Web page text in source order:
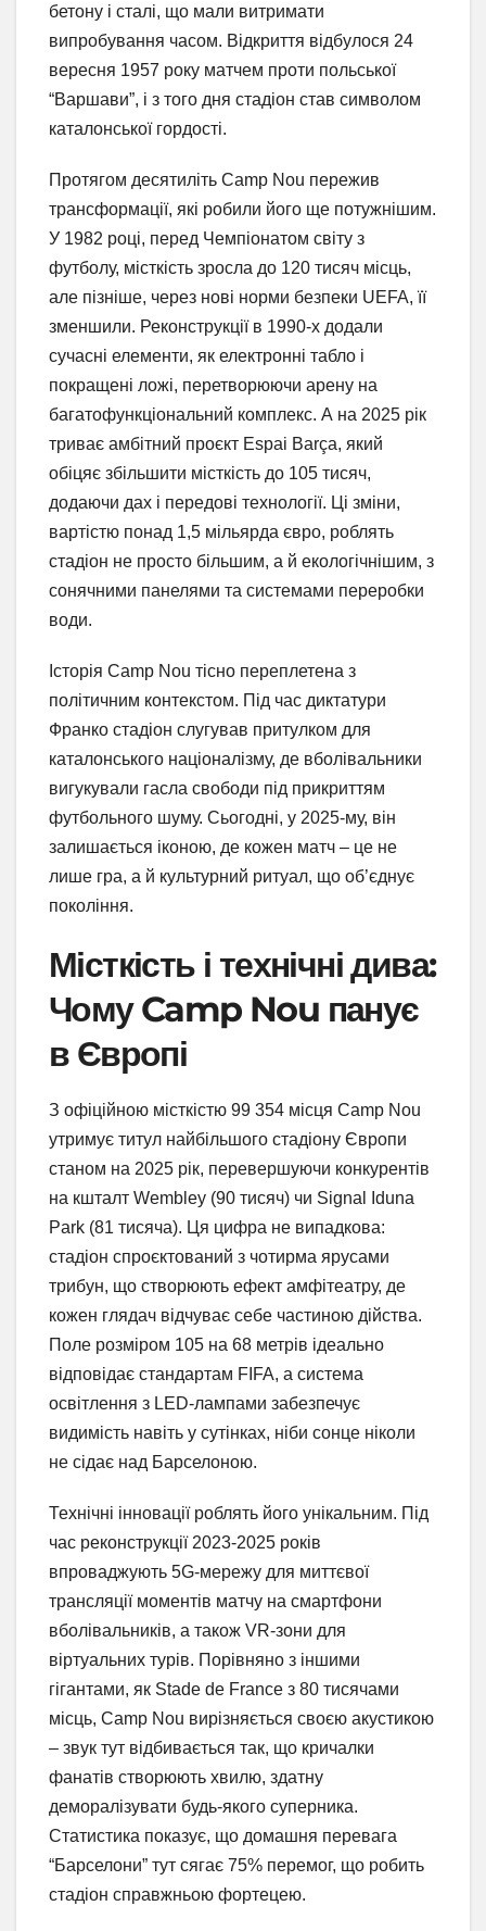
бетону і сталі, що мали витримати
випробування часом. Відкриття відбулося 24
вересня 1957 року матчем проти польської
“Варшави”, і з того дня стадіон став символом
каталонської гордості.
Протягом десятиліть Camp Nou пережив
трансформації, які робили його ще потужнішим.
У 1982 році, перед Чемпіонатом світу з
футболу, місткість зросла до 120 тисяч місць,
але пізніше, через нові норми безпеки UEFA, її
зменшили. Реконструкції в 1990-х додали
сучасні елементи, як електронні табло і
покращені ложі, перетворюючи арену на
багатофункціональний комплекс. А на 2025 рік
триває амбітний проєкт Espai Barça, який
обіцяє збільшити місткість до 105 тисяч,
додаючи дах і передові технології. Ці зміни,
вартістю понад 1,5 мільярда євро, роблять
стадіон не просто більшим, а й екологічнішим, з
сонячними панелями та системами переробки
води.
Історія Camp Nou тісно переплетена з
політичним контекстом. Під час диктатури
Франко стадіон слугував притулком для
каталонського націоналізму, де вболівальники
вигукували гасла свободи під прикриттям
футбольного шуму. Сьогодні, у 2025-му, він
залишається іконою, де кожен матч – це не
лише гра, а й культурний ритуал, що об’єднує
покоління.
Місткість і технічні дива:
Чому Camp Nou панує
в Європі
З офіційною місткістю 99 354 місця Camp Nou
утримує титул найбільшого стадіону Європи
станом на 2025 рік, перевершуючи конкурентів
на кшталт Wembley (90 тисяч) чи Signal Iduna
Park (81 тисяча). Ця цифра не випадкова:
стадіон спроєктований з чотирма ярусами
трибун, що створюють ефект амфітеатру, де
кожен глядач відчуває себе частиною дійства.
Поле розміром 105 на 68 метрів ідеально
відповідає стандартам FIFA, а система
освітлення з LED-лампами забезпечує
видимість навіть у сутінках, ніби сонце ніколи
не сідає над Барселоною.
Технічні інновації роблять його унікальним. Під
час реконструкції 2023-2025 років
впроваджують 5G-мережу для миттєвої
трансляції моментів матчу на смартфони
вболівальників, а також VR-зони для
віртуальних турів. Порівняно з іншими
гігантами, як Stade de France з 80 тисячами
місць, Camp Nou вирізняється своєю акустикою
– звук тут відбивається так, що кричалки
фанатів створюють хвилю, здатну
деморалізувати будь-якого суперника.
Статистика показує, що домашня перевага
“Барселони” тут сягає 75% перемог, що робить
стадіон справжньою фортецею.